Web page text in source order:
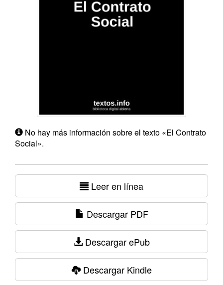
No hay más información sobre el texto «El Contrato
Social».
Leer en línea
Descargar PDF
Descargar ePub
Descargar Kindle